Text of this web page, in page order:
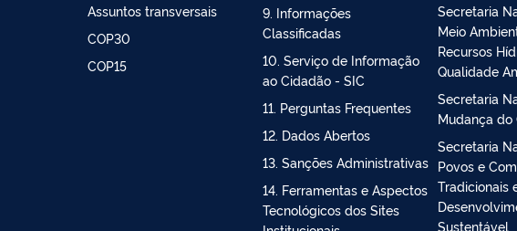
Povos e Comunidades
Tradicionais
Assuntos transversais
8. Servidores (ou
Empregados Públicos)
9. Informações
Classificadas
10. Serviço de Informação
ao Cidadão - SIC
11. Perguntas Frequentes
12. Dados Abertos
13. Sanções Administrativas
e
Territorial
Secretaria
Recursos
Qualidade
Secretaria
Mudança do
Secretaria
Povos e